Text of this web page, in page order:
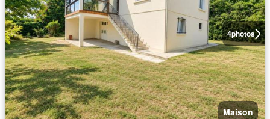
4photos
Maison